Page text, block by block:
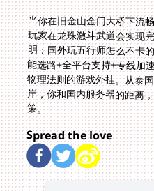
当你在旧金山金门大桥下流
玩家在龙珠激斗武道会实
明：国外玩五行师怎么不卡
能选路+全平台支持+专线加
物理法则的游戏外挂。从泰
岸，你和国内服务器的距离
策。
Spread the love